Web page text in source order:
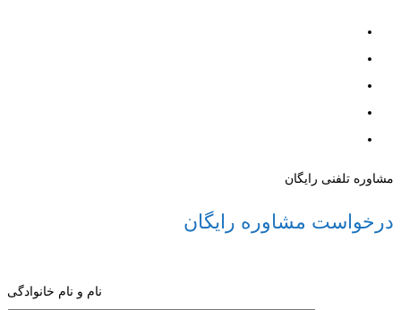
مشاوره تلفنی رایگان
درخواست مشاوره رایگان
نام و نام خانوادگی